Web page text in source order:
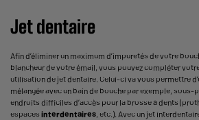
Jet dentaire
Afin d’éliminer un maximum d’impuretés de votre
blancheur de votre émail, vous pouvez compléter
utilisation de jet dentaire. Celui-ci va vous permettre
mélangée avec un bain de bouche par exemple,
endroits difficiles d’accès pour la brosse à dents
espaces interdentaires, etc.). Avec un jet